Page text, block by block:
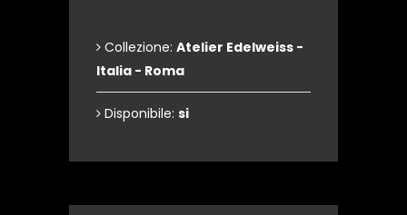
Collezione: Atelier Edelweiss -
Italia - Roma
Disponibile: si